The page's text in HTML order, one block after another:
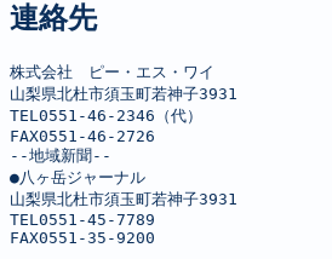
連絡先
株式会社　ピー・エス・ワイ
山梨県北杜市須玉町若神子3931
TEL0551-46-2346（代）
FAX0551-46-2726
--地域新聞--
●八ヶ岳ジャーナル
山梨県北杜市須玉町若神子3931
TEL0551-45-7789
FAX0551-35-9200